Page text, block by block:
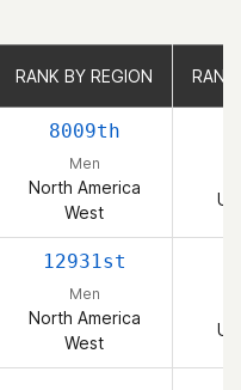
RANK BY REGION
8009th
Men
North America
West
12931st
Men
North America
West
RANK BY REGION